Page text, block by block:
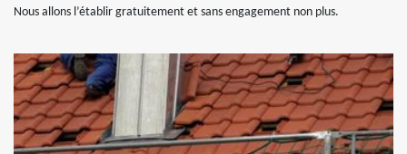
Nous allons l’établir gratuitement et sans engagement non plus.